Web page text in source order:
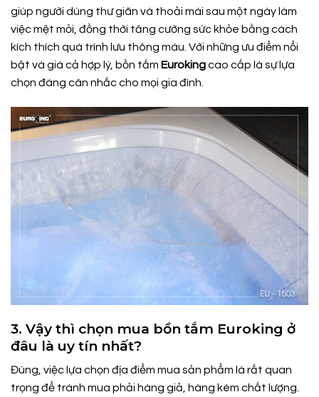
giúp người dùng thư giãn và thoải mái sau một ngày làm
việc mệt mỏi, đồng thời tăng cường sức khỏe bằng cách
kích thích quá trình lưu thông máu. Với những ưu điểm nổi
bật và giá cả hợp lý, bồn tắm Eurokingcao cấp là sự lựa
chọn đáng cân nhắc cho mọi gia đình.
3. Vậy thì chọn mua bồn tắm Euroking ở
đâu là uy tín nhất?
Đúng, việc lựa chọn địa điểm mua sản phẩm là rất quan
trọng để tránh mua phải hàng giả, hàng kém chất lượng.